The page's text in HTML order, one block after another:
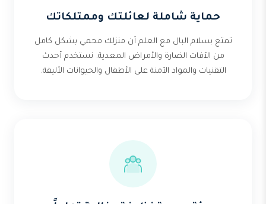
حماية شاملة لعائلتك وممتلكاتك
تمتع بسلام البال مع العلم أن منزلك محمي بشكل كامل
من الآفات الضارة والأمراض المعدية. نستخدم أحدث
التقنيات والمواد الآمنة على الأطفال والحيوانات الأليفة.